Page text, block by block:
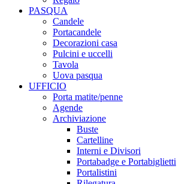
PASQUA
Candele
Portacandele
Decorazioni casa
Pulcini e uccelli
Tavola
Uova pasqua
UFFICIO
Porta matite/penne
Agende
Archiviazione
Buste
Cartelline
Interni e Divisori
Portabadge e Portabiglietti
Portalistini